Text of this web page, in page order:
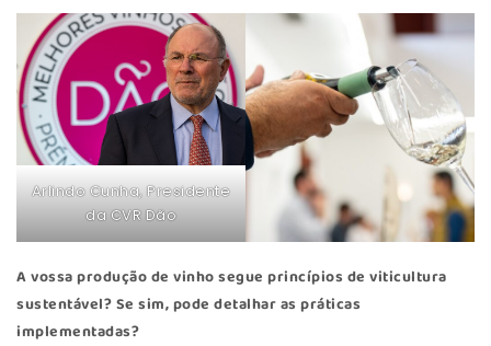
Arlindo Cunha, Presidente
da CVR Dão
A vossa produção de vinho segue princípios de viticultura
sustentável? Se sim, pode detalhar as práticas
implementadas?